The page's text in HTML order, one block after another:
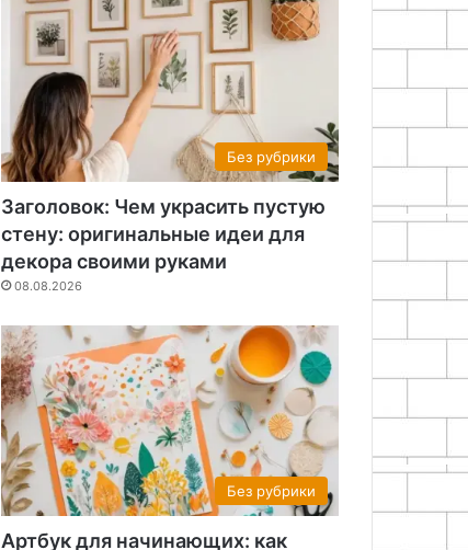
Без рубрики
Заголовок: Чем украсить пустую
стену: оригинальные идеи для
декора своими руками
08.08.2026
Без рубрики
Артбук для начинающих: как